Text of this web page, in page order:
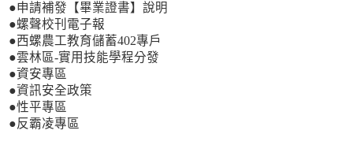
●申請補發【畢業證書】說明
●螺聲校刊電子報
●西螺農工教育儲蓄402專戶
●雲林區-實用技能學程分發
●資安專區
●資訊安全政策
●性平專區
●反霸凌專區